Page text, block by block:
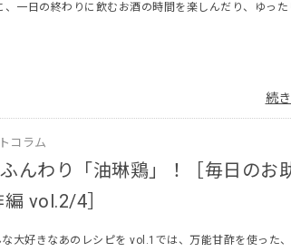
、一日の終わりに飲むお酒の時間を楽しんだり、ゆった
続
んわり「油琳鶏」！［毎日のお
vol.2/4］
な大好きなあのレシピを vol.1では、万能甘酢を使った
コラム